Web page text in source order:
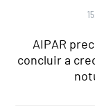
AIPAR
concluir a